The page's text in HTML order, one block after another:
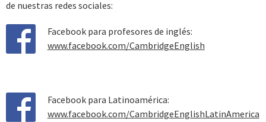
de nuestras redes sociales:
Facebook para profesores de inglés:
www.facebook.com/CambridgeEnglish
Facebook para Latinoamérica:
www.facebook.com/CambridgeEnglishLatinAmerica